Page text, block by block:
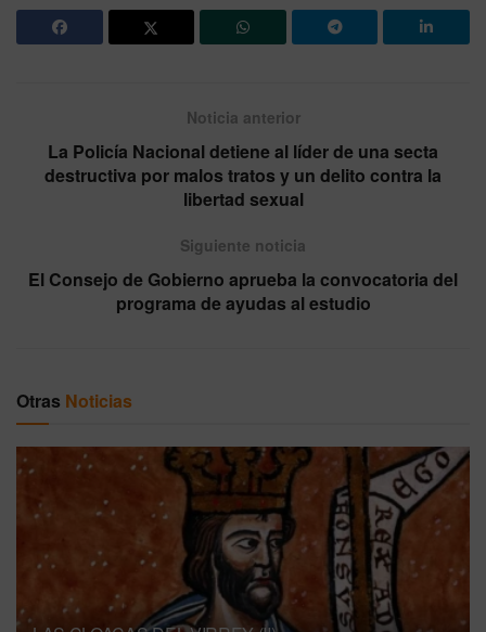
Noticia anterior
La Policía Nacional detiene al líder de una secta
destructiva por malos tratos y un delito contra la
libertad sexual
Siguiente noticia
El Consejo de Gobierno aprueba la convocatoria del
programa de ayudas al estudio
Otras Noticias